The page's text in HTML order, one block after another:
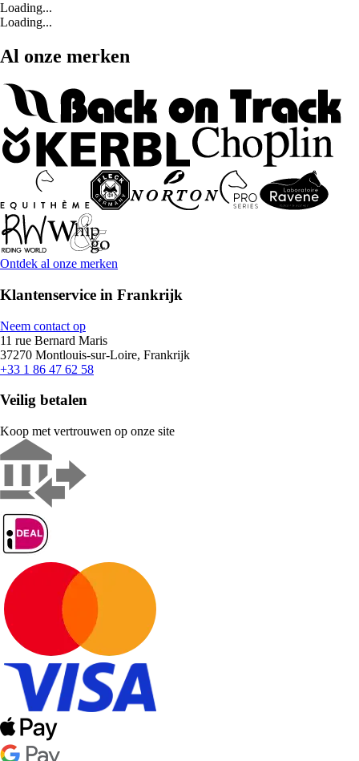
Loading...
Loading...
Al onze merken
Ontdek al onze merken
Klantenservice in Frankrijk
Neem contact op
11 rue Bernard Maris
37270 Montlouis-sur-Loire, Frankrijk
+33 1 86 47 62 58
Veilig betalen
Koop met vertrouwen op onze site